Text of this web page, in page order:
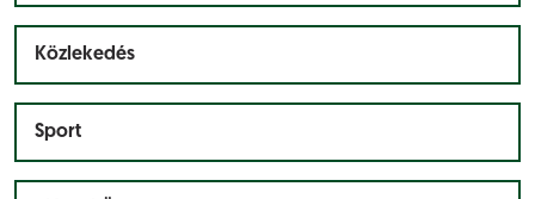
Közlekedés
Sport